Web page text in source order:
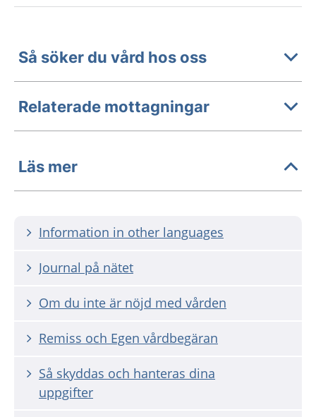
Så söker du vård hos oss
Relaterade mottagningar
Läs mer
Information in other languages
Journal på nätet
Om du inte är nöjd med vården
Remiss och Egen vårdbegäran
Så skyddas och hanteras dina
uppgifter